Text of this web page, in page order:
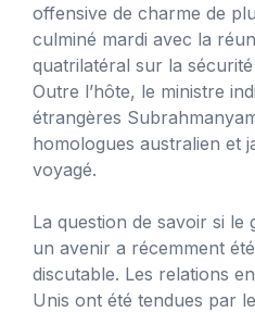
offensive de charme de
culminé mardi avec la
quatrilatéral sur la
Outre l’hôte, le ministre
étrangères
homologues australien et
voyagé.
La question de savoir si le
un avenir a récemment
discutable. Les relations
Unis ont été tendues par